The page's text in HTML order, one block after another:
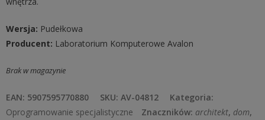
Wersja: Pudełkowa
Producent: Laboratorium Komputerowe Avalon
Brak w magazynie
EAN: 5907595770880 SKU: AV-04812
Kategoria:
Oprogramowanie specjalistyczne
Znaczników: architekt, dom,